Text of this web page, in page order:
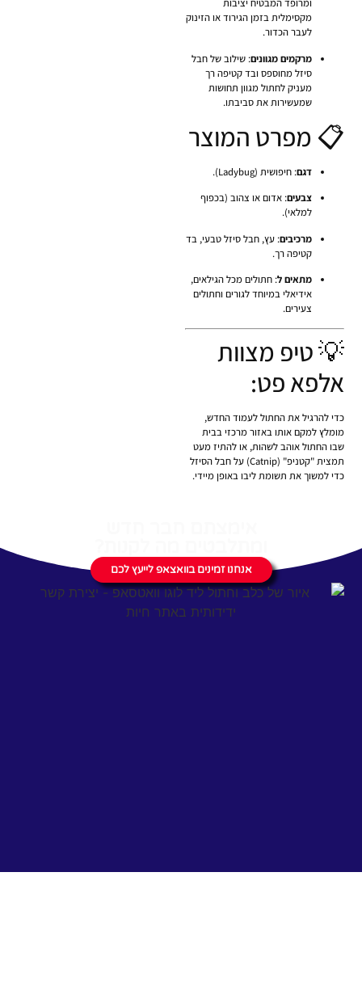
ומרופד המבטיח יציבות
מקסימלית בזמן הגירוד או הזינוק
לעבר הכדור.
מרקמים מגוונים: שילוב של חבל
סיזל מחוספס ובד קטיפה רך
מעניק לחתול מגוון תחושות
שמעשירות את סביבתו.
📋 מפרט המוצר
דגם: חיפושית (Ladybug).
צבעים: אדום או צהוב (בכפוף
למלאי).
מרכיבים: עץ, חבל סיזל טבעי, בד
קטיפה רך.
מתאים ל: חתולים מכל הגילאים,
אידיאלי במיוחד לגורים וחתולים
צעירים.
💡 טיפ מצוות
אלפא פט:
כדי להרגיל את החתול לעמוד החדש,
מומלץ למקם אותו באזור מרכזי בבית
שבו החתול אוהב לשהות, או להתיז מעט
תמצית "קטניפ" (Catnip) על חבל הסיזל
כדי למשוך את תשומת ליבו באופן מיידי.
אנחנו זמינים בוואצאפ לייעץ לכם